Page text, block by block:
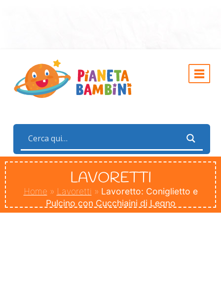
LAVORETTI
Home » Lavoretti » Lavoretto: Coniglietto e
Pulcino con Cucchiaini di Legno